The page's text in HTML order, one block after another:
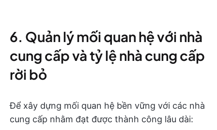
6. Quản lý mối quan hệ với nhà
cung cấp và tỷ lệ nhà cung cấp
rời bỏ
Để xây dựng mối quan hệ bền vững với các nhà
cung cấp nhằm đạt được thành công lâu dài: